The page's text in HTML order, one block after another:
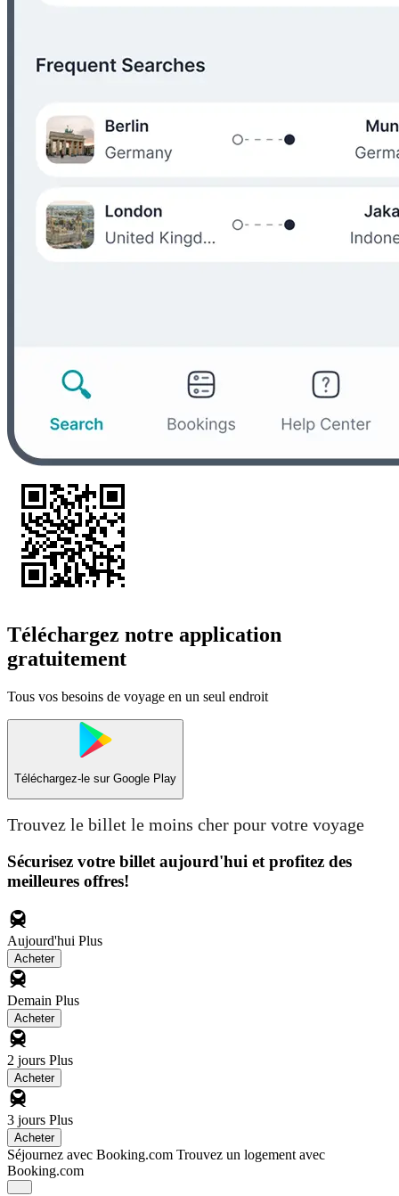
Téléchargez notre application
gratuitement
Tous vos besoins de voyage en un seul endroit
Téléchargez-le sur Google Play
Trouvez le billet le moins cher pour votre voyage
Sécurisez votre billet aujourd'hui et profitez des
meilleures offres!
Aujourd'hui Plus
Acheter
Demain Plus
Acheter
2 jours Plus
Acheter
3 jours Plus
Acheter
Séjournez avec Booking.com Trouvez un logement avec
Booking.com